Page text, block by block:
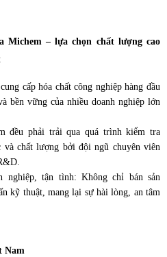
Michem – lựa chọn chất lượng cao
cấp hóa chất công nghiệp hàng đầu
bền vững của nhiều doanh nghiệp lớn
đều phải trải qua quá trình kiểm tra
và chất lượng bởi đội ngũ chuyên viên
nghiệp, tận tình: Không chỉ bán sản
kỹ thuật, mang lại sự hài lòng, an tâm
Nam